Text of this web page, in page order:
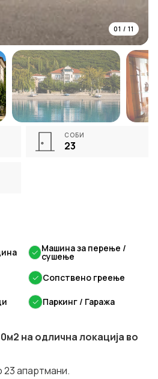
01 / 11
СОБИ
23
✓ Машина за перење /
сушење
✓ Сопствено греење
✓ Паркинг / Гаража
на одлична локација во
23 апартмани.